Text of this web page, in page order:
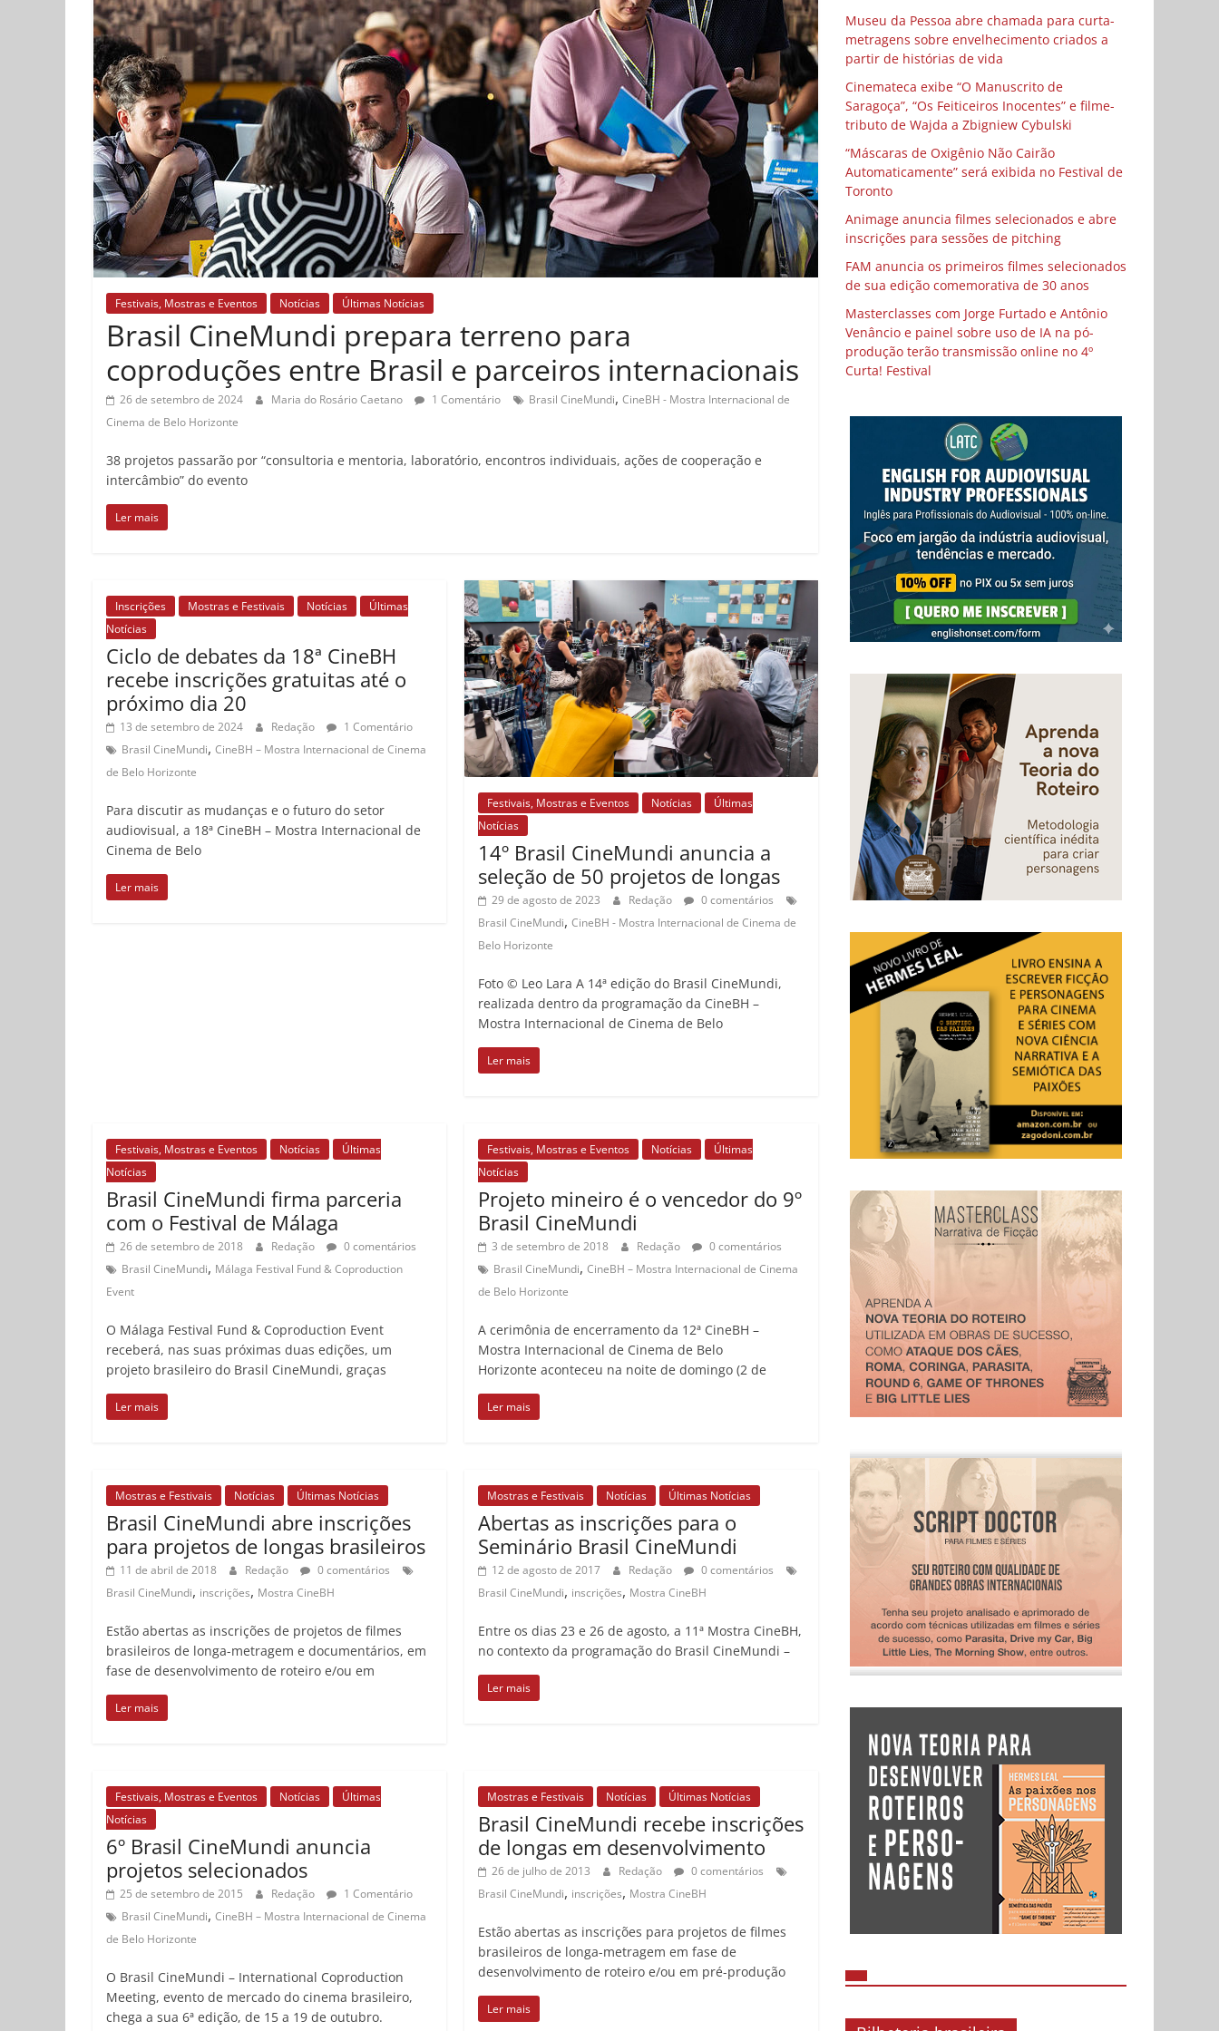
Festivais, Mostras e Eventos Notícias Últimas Notícias
Brasil CineMundi prepara terreno para
coproduções entre Brasil e parceiros internacionais
26 de setembro de 2024 Maria do Rosário Caetano 1 Comentário Brasil CineMundi, CineBH - Mostra Internacional de
Cinema de Belo Horizonte
38 projetos passarão por “consultoria e mentoria, laboratório, encontros individuais, ações de cooperação e
intercâmbio” do evento
Ler mais
Inscrições Mostras e Festivais Notícias
Últimas
Notícias
Ciclo de debates da 18ª CineBH
recebe inscrições gratuitas até o
próximo dia 20
13 de setembro de 2024 Redação
1 Comentário
Brasil CineMundi, CineBH – Mostra Internacional de Cinema
de Belo Horizonte
Para discutir as mudanças e o futuro do setor
audiovisual, a 18ª CineBH – Mostra Internacional de
Cinema de Belo
Ler mais
Festivais, Mostras e Eventos Notícias
Últimas
Notícias
14º Brasil CineMundi anuncia a
seleção de 50 projetos de longas
29 de agosto de 2023 Redação
0 comentários
Brasil CineMundi,CineBH - Mostra Internacional de Cinema de
Belo Horizonte
Foto © Leo Lara A 14ª edição do Brasil CineMundi,
realizada dentro da programação da CineBH –
Mostra Internacional de Cinema de Belo
Ler mais
Festivais, Mostras e Eventos Notícias
Últimas
Notícias
Brasil CineMundi firma parceria
com o Festival de Málaga
26 de setembro de 2018 Redação
0 comentários
Brasil CineMundi, Málaga Festival Fund & Coproduction
Event
O Málaga Festival Fund & Coproduction Event
receberá, nas suas próximas duas edições, um
projeto brasileiro do Brasil CineMundi, graças
Ler mais
Festivais, Mostras e Eventos Notícias
Últimas
Notícias
Projeto mineiro é o vencedor do 9º
Brasil CineMundi
3 de setembro de 2018 Redação
0 comentários
Brasil CineMundi,CineBH – Mostra Internacional de Cinema
de Belo Horizonte
A cerimônia de encerramento da 12ª CineBH –
Mostra Internacional de Cinema de Belo
Horizonte aconteceu na noite de domingo (2 de
Ler mais
Mostras e Festivais Notícias Últimas Notícias
Brasil CineMundi abre inscrições
para projetos de longas brasileiros
11 de abril de 2018 Redação
0 comentários
Brasil CineMundi, inscrições, Mostra CineBH
Estão abertas as inscrições de projetos de filmes
brasileiros de longa-metragem e documentários, em
fase de desenvolvimento de roteiro e/ou em
Ler mais
Mostras e Festivais Notícias Últimas Notícias
Abertas as inscrições para o
Seminário Brasil CineMundi
12 de agosto de 2017 Redação
0 comentários
Brasil CineMundi, inscrições, Mostra CineBH
Entre os dias 23 e 26 de agosto, a 11ª Mostra CineBH,
no contexto da programação do Brasil CineMundi –
Ler mais
Festivais, Mostras e Eventos Notícias
Últimas
Notícias
6º Brasil CineMundi anuncia
projetos selecionados
25 de setembro de 2015 Redação
1 Comentário
Brasil CineMundi, CineBH – Mostra Internacional de Cinema
de Belo Horizonte
O Brasil CineMundi – International Coproduction
Meeting, evento de mercado do cinema brasileiro,
chega a sua 6ª edição, de 15 a 19 de outubro.
Mostras e Festivais Notícias Últimas Notícias
Brasil CineMundi recebe inscrições
de longas em desenvolvimento
26 de julho de 2013 Redação
0 comentários
Brasil CineMundi, inscrições, Mostra CineBH
Estão abertas as inscrições para projetos de filmes
brasileiros de longa-metragem em fase de
desenvolvimento de roteiro e/ou em pré-produção
Ler mais
Museu da Pessoa abre chamada para curta-
metragens sobre envelhecimento criados a
partir de histórias de vida
Cinemateca exibe “O Manuscrito de
Saragoça”, “Os Feiticeiros Inocentes” e filme-
tributo de Wajda a Zbigniew Cybulski
“Máscaras de Oxigênio Não Cairão
Automaticamente” será exibida no Festival de
Toronto
Animage anuncia filmes selecionados e abre
inscrições para sessões de pitching
FAM anuncia os primeiros filmes selecionados
de sua edição comemorativa de 30 anos
Masterclasses com Jorge Furtado e Antônio
Venâncio e painel sobre uso de IA na pó-
produção terão transmissão online no 4º
Curta! Festival